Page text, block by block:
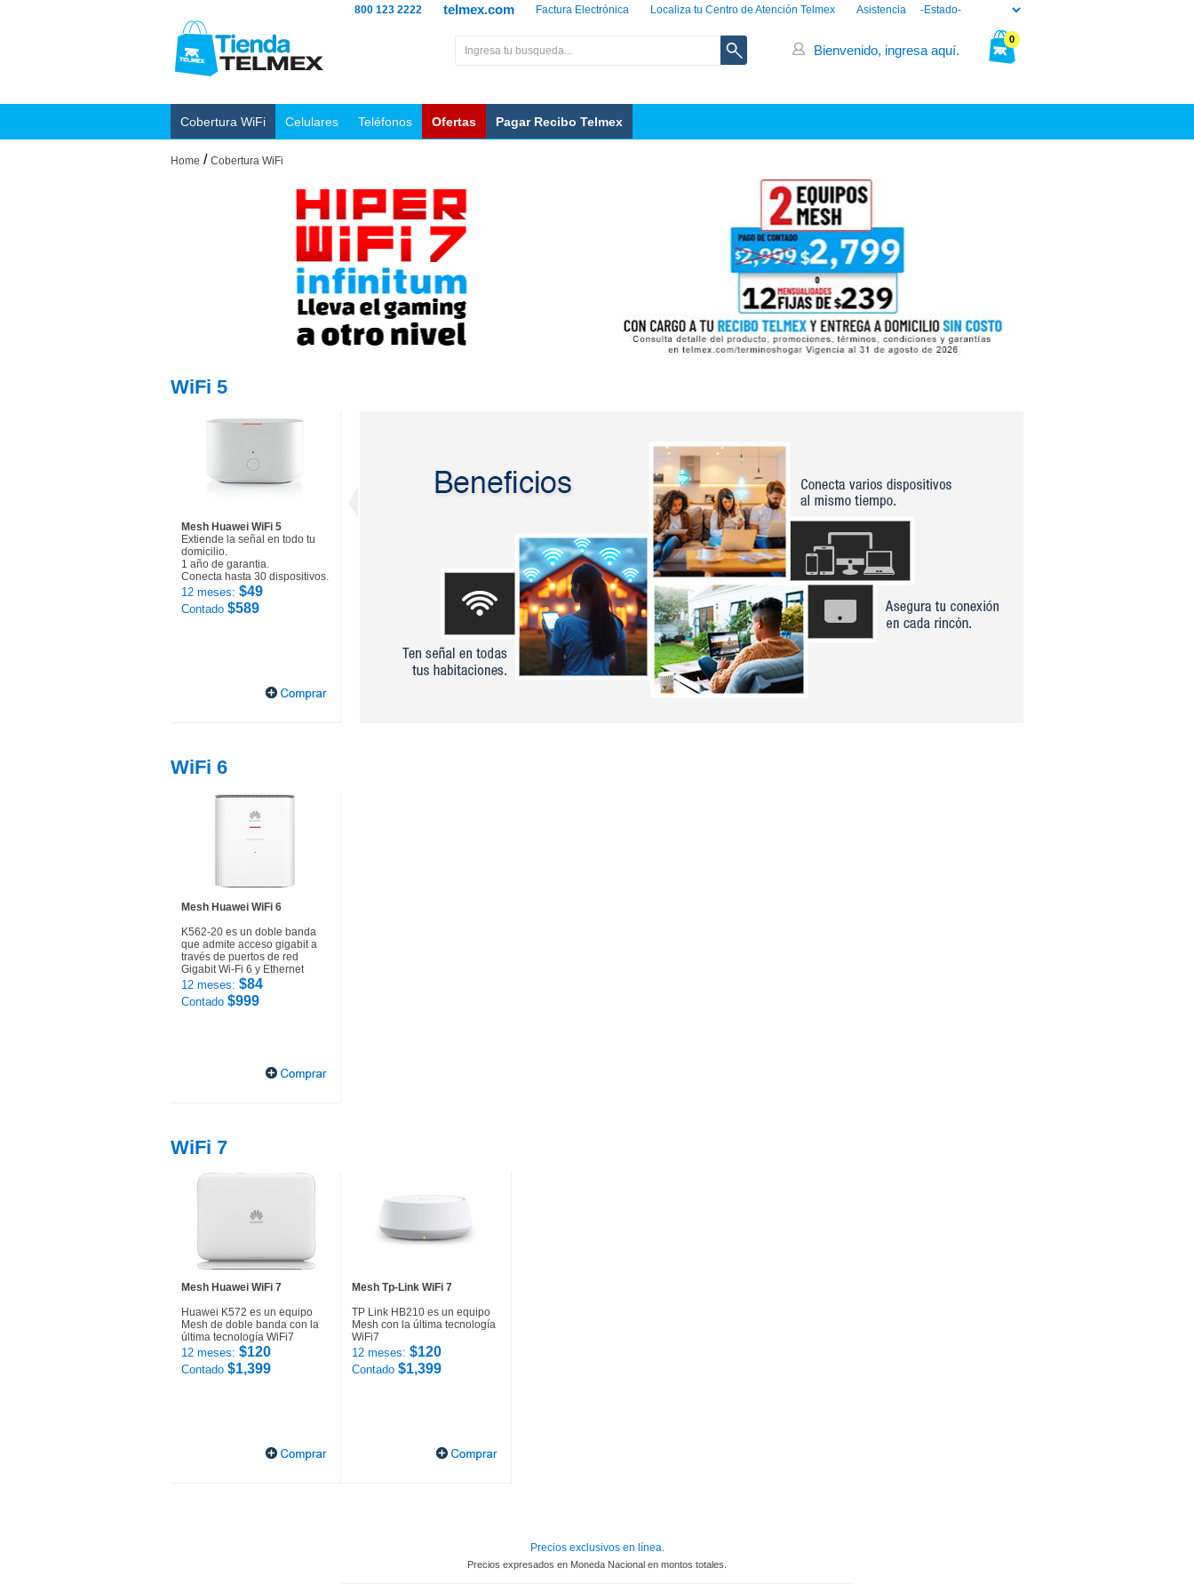
Asistencia
Localiza tu Centro de Atención Telmex
Factura Electrónica
telmex.com
800 123 2222
0
Bienvenido, ingresa aquí.
Cobertura WiFi Celulares Teléfonos Ofertas Pagar Recibo Telmex
Home / Cobertura WiFi
WiFi 5
Mesh Huawei WiFi 5
Extiende la señal en todo tu
domicilio.
1 año de garantia.
Conecta hasta 30 dispositivos.
12 meses: $49
Contado $589
WiFi 6
Mesh Huawei WiFi 6
K562-20 es un doble banda
que admite acceso gigabit a
través de puertos de red
Gigabit Wi-Fi 6 y Ethernet
12 meses: $84
Contado $999
WiFi 7
Mesh Huawei WiFi 7
Huawei K572 es un equipo
Mesh de doble banda con la
última tecnología WiFi7
12 meses: $120
Contado $1,399
Mesh Tp-Link WiFi 7
TP Link HB210 es un equipo
Mesh con la última tecnología
WiFi7
12 meses: $120
Contado $1,399
Precios exclusivos en línea.
Precios expresados en Moneda Nacional en montos totales.